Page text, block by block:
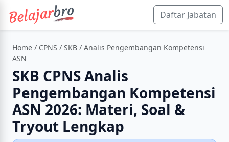
Daftar Jabatan
Home / CPNS / SKB / Analis Pengembangan Kompetensi
ASN
SKB CPNS Analis
Pengembangan Kompetensi
ASN 2026: Materi, Soal &
Tryout Lengkap